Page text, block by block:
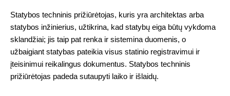
Statybos techninis prižiūrėtojas, kuris yra architektas arba
statybos inžinierius, užtikrina, kad statybų eiga būtų vykdoma
sklandžiai; jis taip pat renka ir sistemina duomenis, o
užbaigiant statybas pateikia visus statinio registravimui ir
įteisinimui reikalingus dokumentus. Statybos techninis
prižiūrėtojas padeda sutaupyti laiko ir išlaidų.